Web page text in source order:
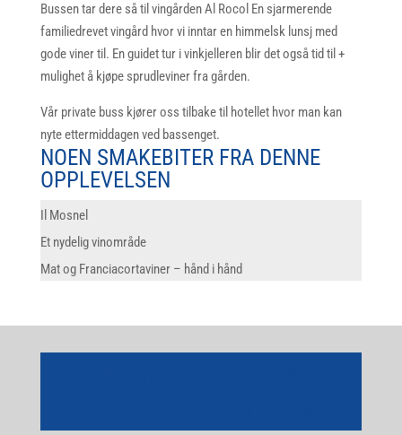
Bussen tar dere så til vingården Al Rocol En sjarmerende
familiedrevet vingård hvor vi inntar en himmelsk lunsj med
gode viner til. En guidet tur i vinkjelleren blir det også tid til +
mulighet å kjøpe sprudleviner fra gården.
Vår private buss kjører oss tilbake til hotellet hvor man kan
nyte ettermiddagen ved bassenget.
NOEN SMAKEBITER FRA DENNE
OPPLEVELSEN
Il Mosnel
Et nydelig vinområde
Mat og Franciacortaviner – hånd i hånd